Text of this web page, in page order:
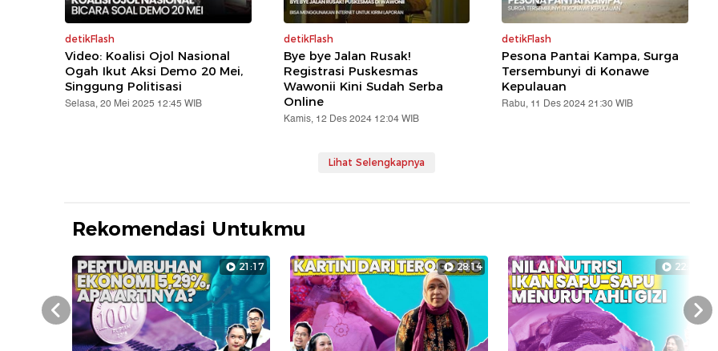
detikFlash
Video: Koalisi Ojol Nasional
Ogah Ikut Aksi Demo 20 Mei,
Singgung Politisasi
Selasa, 20 Mei 2025 12:45 WIB
detikFlash
Bye bye Jalan Rusak!
Registrasi Puskesmas
Wawonii Kini Sudah Serba
Online
Kamis, 12 Des 2024 12:04 WIB
detikFlash
Pesona Pantai Kampa, Surga
Tersembunyi di Konawe
Kepulauan
Rabu, 11 Des 2024 21:30 WIB
Lihat Selengkapnya
Rekomendasi Untukmu
21:17 28:14 22:39
Prev Next